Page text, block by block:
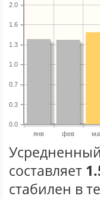
янв фев
0.0
0.3
0.7
1.0
1.3
1.6
2.0
составляет
стабилен в